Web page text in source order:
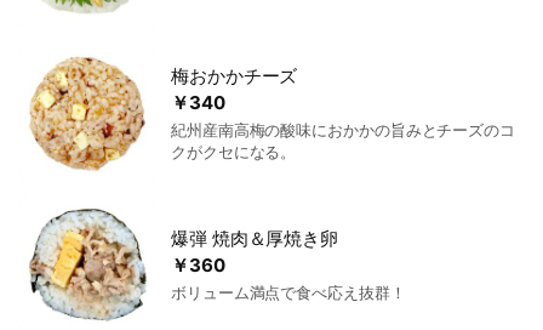
￥340
梅おかかチーズ
紀州産南高梅の酸味におかかの旨みとチーズのコ
クがクセになる。
￥360
爆弾 焼肉＆厚焼き卵
ボリューム満点で食べ応え抜群！